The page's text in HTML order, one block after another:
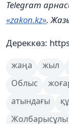
Telegram
«zakon.kz».
Дереккөз:
жаңа жыл
Облыс
атындағы
Жолбарысұлы